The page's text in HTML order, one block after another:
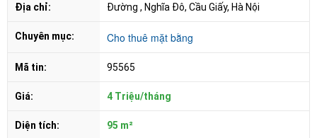
Địa chỉ: Đường , Nghĩa Đô, Cầu Giấy, Hà Nội
Chuyên mục: Cho thuê mặt bằng
Mã tin: 95565
Giá: 4 Triệu/tháng
Diện tích: 95 m²